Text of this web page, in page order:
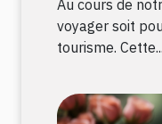
Au cours de
voyager soit
tourisme. Cette...